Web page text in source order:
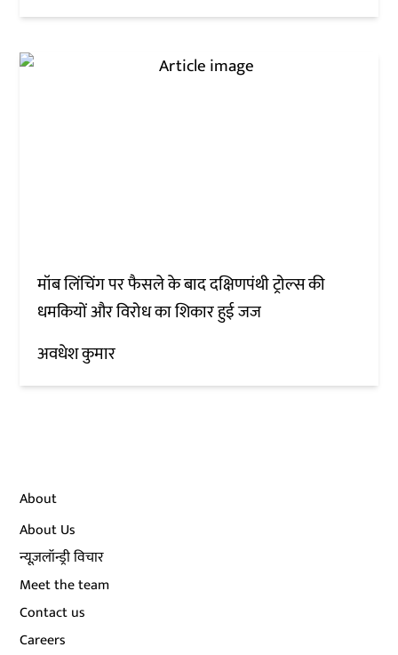
मॉब लिंचिंग पर फैसले के बाद दक्षिणपंथी ट्रोल्स की
धमकियों और विरोध का शिकार हुई जज
अवधेश कुमार
About
About Us
न्यूज़लॉन्ड्री विचार
Meet the team
Contact us
Careers